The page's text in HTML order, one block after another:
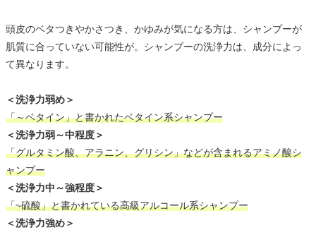
頭皮のベタつきやかさつき、かゆみが気になる方は、シャンプーが
肌質に合っていない可能性が。シャンプーの洗浄力は、成分によっ
て異なります。
＜洗浄力弱め＞
「～ベタイン」と書かれたベタイン系シャンプー
＜洗浄力弱～中程度＞
「グルタミン酸、アラニン、グリシン」などが含まれるアミノ酸シ
ャンプー
＜洗浄力中～強程度＞
「~硫酸」と書かれている高級アルコール系シャンプー
＜洗浄力強め＞